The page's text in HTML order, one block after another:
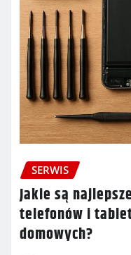
SERWIS
Jakie są
telefonów i
domowych?